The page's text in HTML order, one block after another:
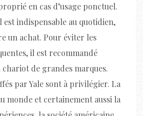
en cas d’usage ponctuel.
est indispensable au quotidien,
un achat. Pour éviter les
il est recommandé
de grandes marques.
par Yale sont à privilégier. La
monde et certainement aussi la